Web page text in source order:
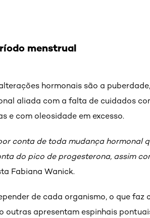
menstrual
hormonais são a
aliada com a falta de cuidados
e com oleosidade em excesso.
conta de toda mudança hormonal
do pico de progesterona, assim
Fabiana Wanick.
de cada organismo, o que faz
outras apresentam espinhais